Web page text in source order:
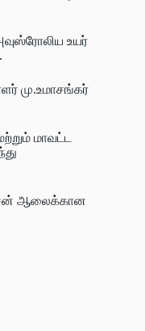
உயர்
மு.உமாசங்கர்
மாவட்ட
ஆலைக்கான